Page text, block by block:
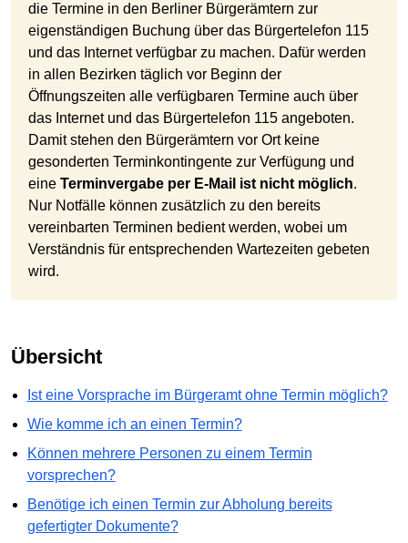
die Termine in den Berliner Bürgerämtern zur
eigenständigen Buchung über das Bürgertelefon 115
und das Internet verfügbar zu machen. Dafür werden
in allen Bezirken täglich vor Beginn der
Öffnungszeiten alle verfügbaren Termine auch über
das Internet und das Bürgertelefon 115 angeboten.
Damit stehen den Bürgerämtern vor Ort keine
gesonderten Terminkontingente zur Verfügung und
eine Terminvergabe per E-Mail ist nicht möglich.
Nur Notfälle können zusätzlich zu den bereits
vereinbarten Terminen bedient werden, wobei um
Verständnis für entsprechenden Wartezeiten gebeten
wird.
Übersicht
Ist eine Vorsprache im Bürgeramt ohne Termin möglich?
Wie komme ich an einen Termin?
Können mehrere Personen zu einem Termin
vorsprechen?
Benötige ich einen Termin zur Abholung bereits
gefertigter Dokumente?